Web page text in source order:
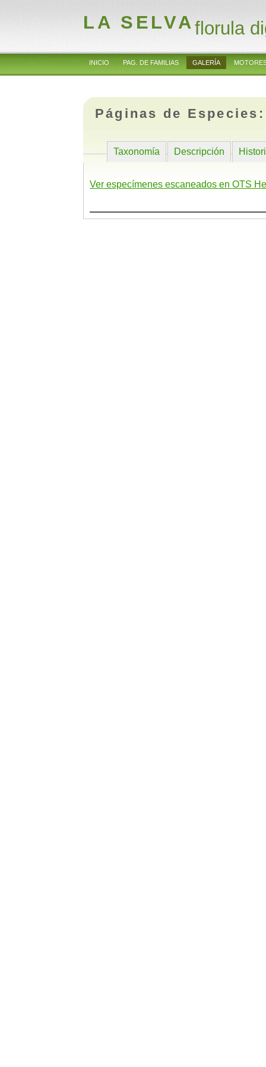
LA SELVAflorula
INICIO PAG. DE FAMILIAS GALERÍA
Páginas de
Taxonomía Descripción
Ver especímenes escaneados en OTS